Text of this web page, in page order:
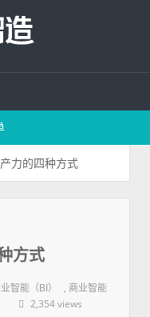
力的四种方式
方式
智能（BI） , 商业智能
2,354 views